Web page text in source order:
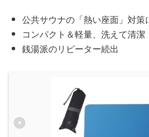
公共サウナの「熱い座面」対
コンパクト＆軽量、洗えて清潔
銭湯派のリピーター続出